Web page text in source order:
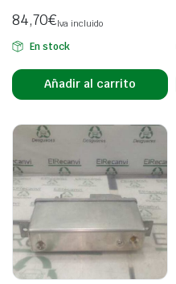
84,70€Iva incluido
En stock
Añadir al carrito